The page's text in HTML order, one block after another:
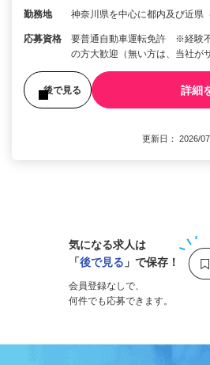
勤務地 神奈川県を中心に都内及び近県
応募資格
要普通自動車運転免許 ※経験
の方大歓迎（無い方は、当社が
後で見る 詳細
更新日： 2026/
気になる求人は
「後で見る 」で保存！
会員登録なしで、
何件でも応募できます。